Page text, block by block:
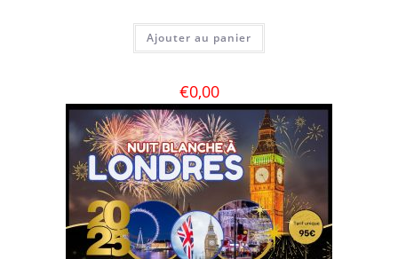
Ajouter au panier
€0,00